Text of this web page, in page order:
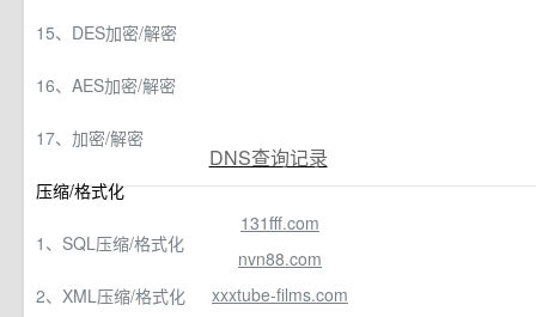
DNS查询记录
131fff.com
nvn88.com
xxxtube-films.com
15、DES加密/解密
16、AES加密/解密
17、加密/解密
压缩/格式化
1、SQL压缩/格式化
2、XML压缩/格式化